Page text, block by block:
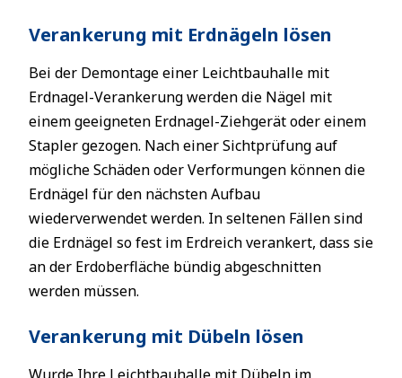
Verankerung mit Erdnägeln lösen
Bei der Demontage einer Leichtbauhalle mit
Erdnagel-Verankerung werden die Nägel mit
einem geeigneten Erdnagel-Ziehgerät oder einem
Stapler gezogen. Nach einer Sichtprüfung auf
mögliche Schäden oder Verformungen können die
Erdnägel für den nächsten Aufbau
wiederverwendet werden. In seltenen Fällen sind
die Erdnägel so fest im Erdreich verankert, dass sie
an der Erdoberfläche bündig abgeschnitten
werden müssen.
Verankerung mit Dübeln lösen